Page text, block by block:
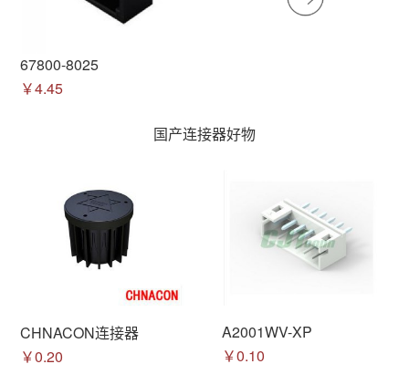
67800-8025
￥4.45
国产连接器好物
CHNACON连接器
￥0.20
A2001WV-XP
￥0.10